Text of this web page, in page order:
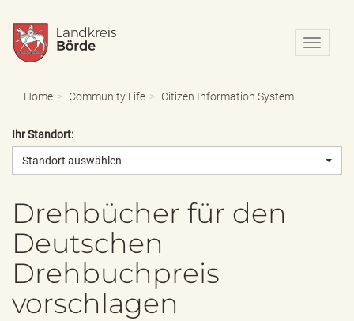
N
a
o
Home Community Life Citizen Information System
Ihr Standort:
Standort auswählen
Drehbücher für den
Deutschen
Drehbuchpreis
vorschlagen